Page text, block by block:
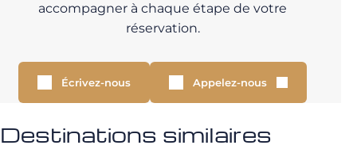
accompagner à chaque étape de votre
réservation.
Écrivez-nous Appelez-nous
Destinations similaires